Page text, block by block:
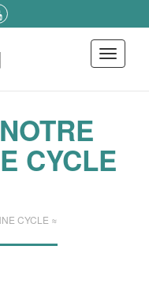
Menu
CYCLE
CYCLE ≈